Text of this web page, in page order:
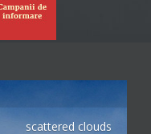
scattered clouds